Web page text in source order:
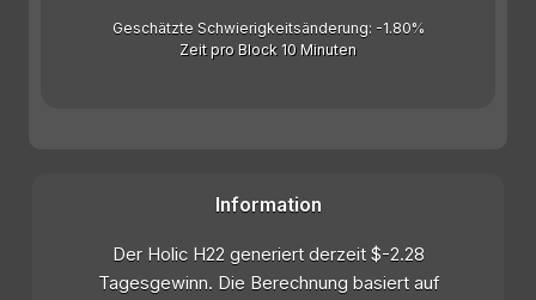
Geschätzte Schwierigkeitsänderung: -1.80%
Zeit pro Block 10 Minuten
Information
Der Holic H22 generiert derzeit $-2.28
Tagesgewinn. Die Berechnung basiert auf